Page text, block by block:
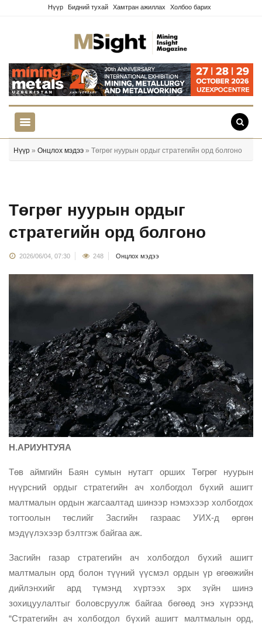
Нүүр Бидний тухай Хамтран ажиллах Холбоо барих
Нүүр » Онцлох мэдээ » Төгрөг нуурын ордыг стратегийн орд болгоно
Төгрөг нуурын ордыг
стратегийн орд болгоно
2026/06/04, 07:30 248 Онцлох мэдээ
Н.АРИУНТУЯА
Төв аймгийн Баян сумын нутагт орших Төгрөг нуурын
нүүрсний ордыг стратегийн ач холбогдол бүхий ашигт
малтмалын ордын жагсаалтад шинээр нэмэхээр холбогдох
тогтоолын төслийг Засгийн газраас УИХ-д өргөн
мэдүүлэхээр бэлтгэж байгаа аж.
Засгийн газар стратегийн ач холбогдол бүхий ашигт
малтмалын орд болон түүний үүсмэл ордын үр өгөөжийн
дийлэнхийг ард түмэнд хүртээх эрх зүйн шинэ
зохицуулалтыг боловсруулж байгаа бөгөөд энэ хүрээнд
“Стратегийн ач холбогдол бүхий ашигт малтмалын орд,